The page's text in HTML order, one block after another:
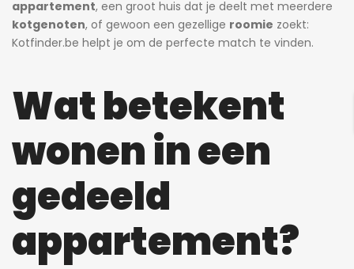
appartement, een groot huis dat je deelt met meerdere
kotgenoten, of gewoon een gezellige roomie zoekt:
Kotfinder.be helpt je om de perfecte match te vinden.
Wat betekent
wonen in een
gedeeld
appartement?